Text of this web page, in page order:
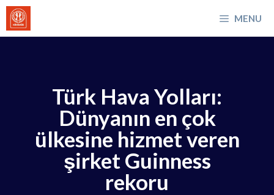
İçeriğe
atla
MENU
Türk Hava Yolları:
Dünyanın en çok
ülkesine hizmet veren
şirket Guinness
rekoru